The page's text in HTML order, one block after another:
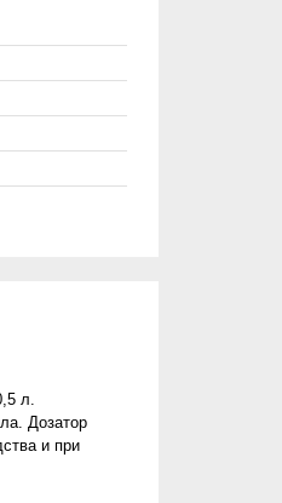
л.
Дозатор
и при